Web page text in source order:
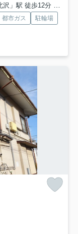
沢」駅 徒歩12分 京王
都市ガス
駐輪場